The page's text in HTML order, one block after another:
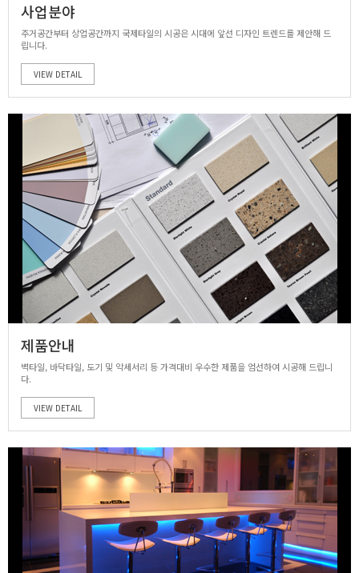
사업분야
주거공간부터 상업공간까지 국제타일의 시공은 시대에 앞선 디자인 트렌드를 제안해 드
립니다.
VIEW DETAIL
제품안내
벽타일, 바닥타일, 도기 및 악세서리 등 가격대비 우수한 제품을 엄선하여 시공해 드립니
다.
VIEW DETAIL